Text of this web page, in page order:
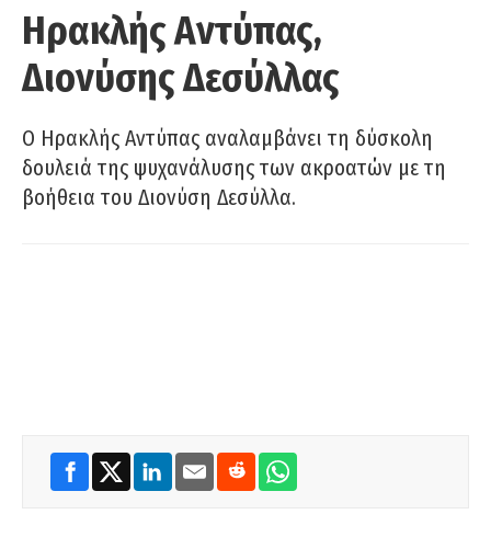
Ηρακλής Αντύπας,
Διονύσης Δεσύλλας
Ο Ηρακλής Αντύπας αναλαμβάνει τη δύσκολη
δουλειά της ψυχανάλυσης των ακροατών με τη
βοήθεια του Διονύση Δεσύλλα.